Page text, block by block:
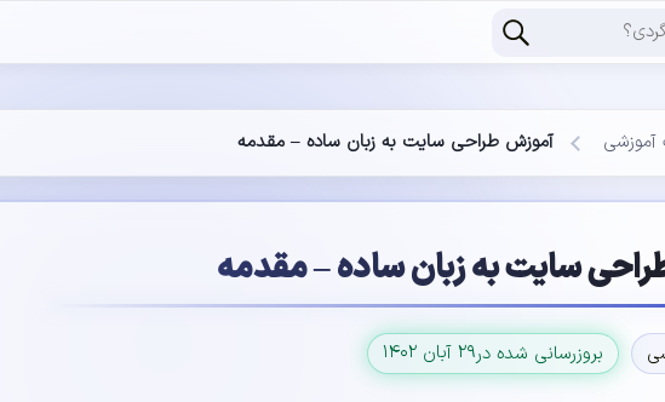
آموزشی آموزش طراحی سایت به زبان ساده – مقدمه
سایت به زبان ساده – مقدمه
بروزرسانی شده در۲۹ آبان ۱۴۰۲